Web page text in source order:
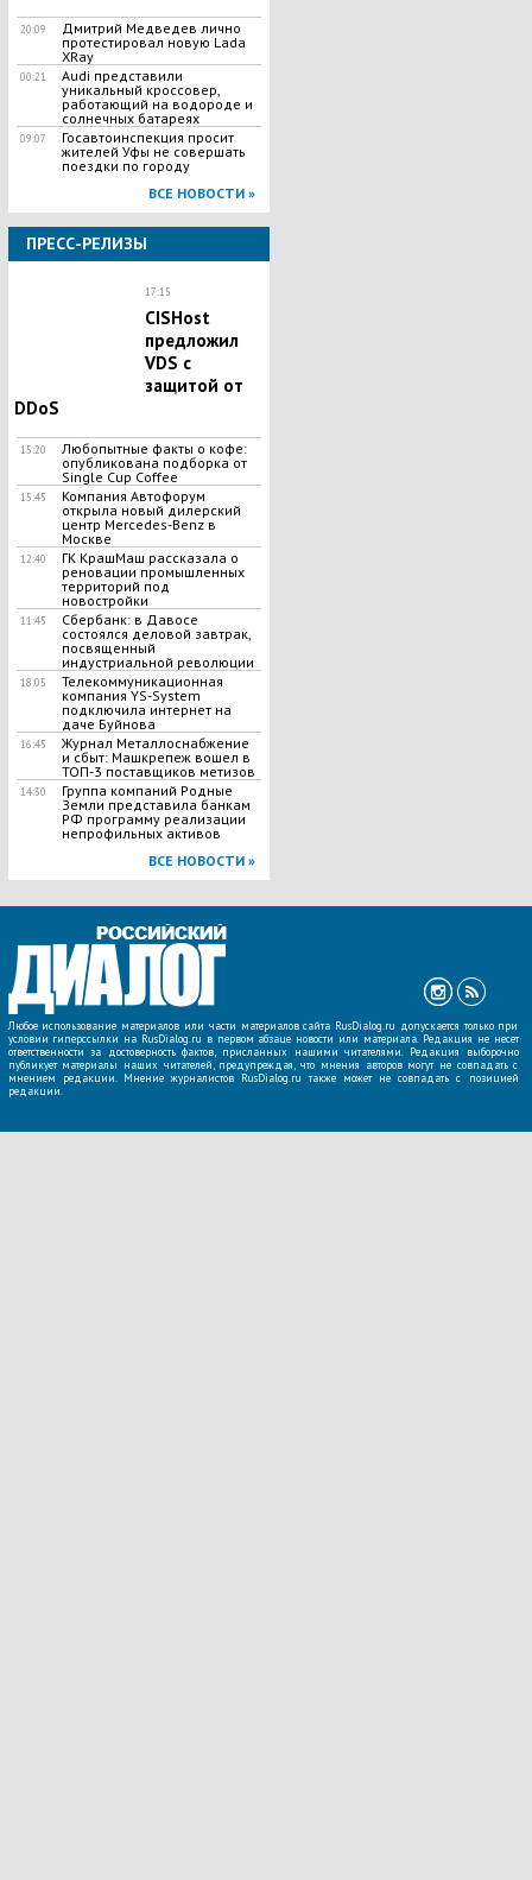
20:09
Дмитрий Медведев лично
протестировал новую Lada
XRay
00:21
Audi представили
уникальный кроссовер,
работающий на водороде и
солнечных батареях
09:07
Госавтоинспекция просит
жителей Уфы не совершать
поездки по городу
ВСЕ НОВОСТИ »
ПРЕСС-РЕЛИЗЫ
17:15
CISHost
предложил
VDS c
защитой от
DDoS
15:20
Любопытные факты о кофе:
опубликована подборка от
Single Cup Coffee
15:45
Компания Автофорум
открыла новый дилерский
центр Mercedes-Benz в
Москве
12:40
ГК КрашМаш рассказала о
реновации промышленных
территорий под
новостройки
11:45
Сбербанк: в Давосе
состоялся деловой завтрак,
посвященный
индустриальной революции
18:05
Телекоммуникационная
компания YS-System
подключила интернет на
даче Буйнова
16:45
Журнал Металлоснабжение
и сбыт: Машкрепеж вошел в
ТОП-3 поставщиков метизов
14:30
Группа компаний Родные
Земли представила банкам
РФ программу реализации
непрофильных активов
ВСЕ НОВОСТИ »
Любое использование материалов или части материалов сайта RusDialog.ru допускается только при
условии гиперссылки на RusDialog.ru в первом абзаце новости или материала. Редакция не несет
ответственности за достоверность фактов, присланных нашими читателями. Редакция выборочно
публикует материалы наших читателей, предупреждая, что мнения авторов могут не совпадать с
мнением редакции. Мнение журналистов RusDialog.ru также может не совпадать с позицией
редакции.